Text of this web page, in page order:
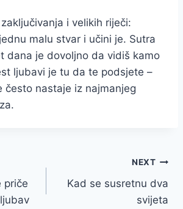
i velikih riječi:
malu stvar i učini je. Sutra
dana je dovoljno da vidiš kamo
ljubavi je tu da te podsjete –
često nastaje iz najmanjeg
priče
NEXT
Kad se susretnu dva
svijeta